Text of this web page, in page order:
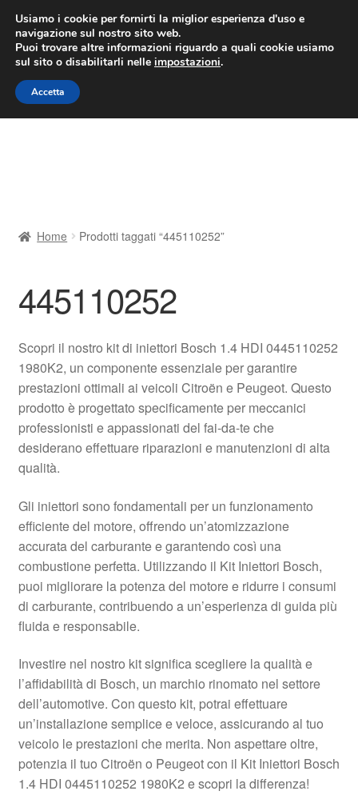
CONSEGNA da 7 EUR
Lun-Ven 9:00 - 16:00/800 580 290
Vai
alla
navigazione
Vai
al
contenuto
Contatto
Il mio account
Pagamenti
Politica sulla riservatezza
Procedura di Reclamo
Registratore di cassa
Rimostranza
Spedizione in tutto il mondo
Home Prodotti taggati “445110252”
445110252
Scopri il nostro kit di iniettori Bosch 1.4 HDI 0445110252
1980K2, un componente essenziale per garantire
prestazioni ottimali ai veicoli Citroën e Peugeot. Questo
prodotto è progettato specificamente per meccanici
professionisti e appassionati del fai-da-te che
desiderano effettuare riparazioni e manutenzioni di alta
qualità.
Gli iniettori sono fondamentali per un funzionamento
efficiente del motore, offrendo un’atomizzazione
accurata del carburante e garantendo così una
combustione perfetta. Utilizzando il Kit Iniettori Bosch,
puoi migliorare la potenza del motore e ridurre i consumi
di carburante, contribuendo a un’esperienza di guida più
fluida e responsabile.
Investire nel nostro kit significa scegliere la qualità e
l’affidabilità di Bosch, un marchio rinomato nel settore
dell’automotive. Con questo kit, potrai effettuare
un’installazione semplice e veloce, assicurando al tuo
veicolo le prestazioni che merita. Non aspettare oltre,
potenzia il tuo Citroën o Peugeot con il Kit Iniettori Bosch
1.4 HDI 0445110252 1980K2 e scopri la differenza!
Usiamo i cookie per fornirti la miglior esperienza d'uso e
navigazione sul nostro sito web.
Puoi trovare altre informazioni riguardo a quali cookie usiamo
sul sito o disabilitarli nelle impostazioni.
Accetta